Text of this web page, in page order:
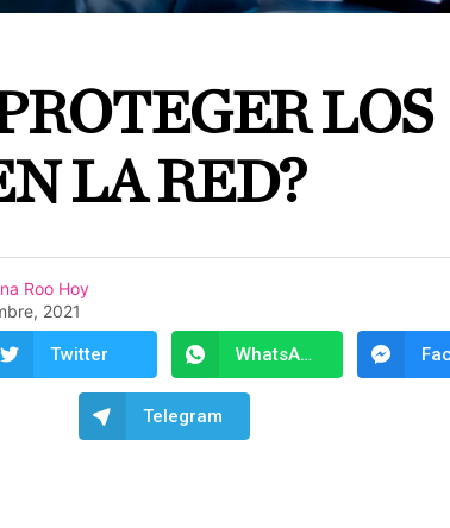
LOS
LA RED?
Roo Hoy
2021
Twitter WhatsApp
Telegram